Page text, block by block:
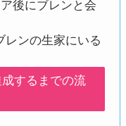
後にブレンと会
レンの生家にいる
するまでの流